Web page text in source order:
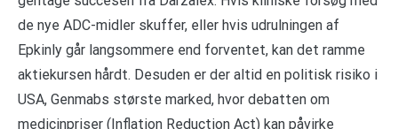
de nye ADC-midler skuffer, eller hvis udrulningen af
Epkinly går langsommere end forventet, kan det ramme
aktiekursen hårdt. Desuden er der altid en politisk risiko i
USA, Genmabs største marked, hvor debatten om
medicinpriser (Inflation Reduction Act) kan påvirke